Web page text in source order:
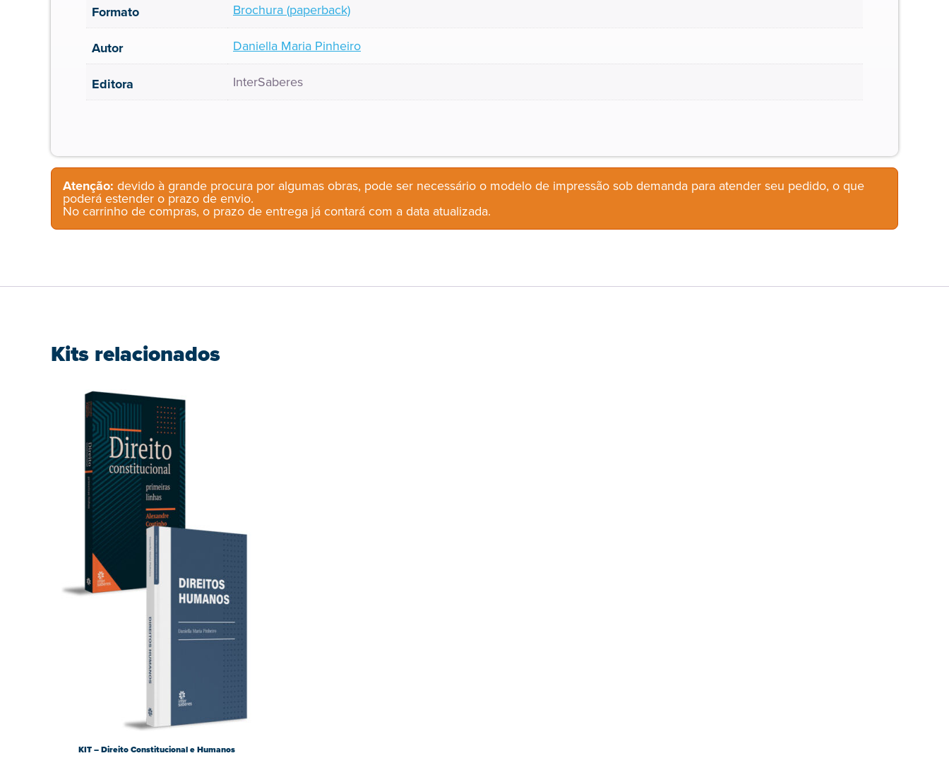
Formato Brochura (paperback)
Autor Daniella Maria Pinheiro
Editora InterSaberes
Atenção: devido à grande procura por algumas obras, pode ser necessário o modelo de impressão sob demanda para atender seu pedido, o que
poderá estender o prazo de envio.
No carrinho de compras, o prazo de entrega já contará com a data atualizada.
Kits relacionados
KIT – Direito Constitucional e Humanos